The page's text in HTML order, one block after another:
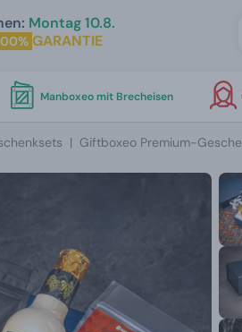
Montag 10.8.
GARANTIE
Manboxeo mit Brecheisen
| Giftboxeo Premium-